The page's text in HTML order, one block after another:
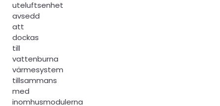
uteluftsenhet
avsedd
att
dockas
till
vattenburna
värmesystem
tillsammans
med
inomhusmodulerna